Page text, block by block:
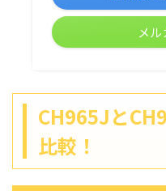
メ
CH965Jと
比較！